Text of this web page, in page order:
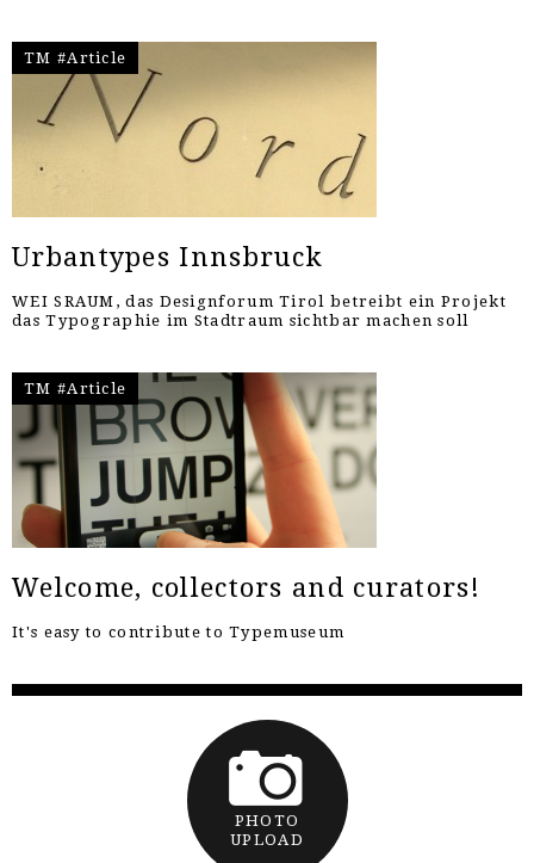
TM #Article
Urbantypes Innsbruck
WEI SRAUM, das Designforum Tirol betreibt ein Projekt
das Typographie im Stadtraum sichtbar machen soll
TM #Article
Welcome, collectors and curators!
It's easy to contribute to Typemuseum
PHOTO
UPLOAD